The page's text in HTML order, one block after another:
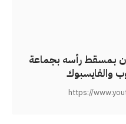
بمسقط رأسه بجماعة
والفايسبوك
https://